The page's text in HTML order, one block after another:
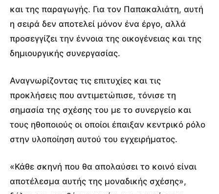
και της παραγωγής. Για τον Παπακαλιάτη, αυτή
η σειρά δεν αποτελεί μόνον ένα έργο, αλλά
προσεγγίζει την έννοια της οικογένειας και της
δημιουργικής συνεργασίας.
Αναγνωρίζοντας τις επιτυχίες και τις
προκλήσεις που αντιμετώπισε, τόνισε τη
σημασία της σχέσης του με το συνεργείο και
τους ηθοποιούς οι οποίοι έπαιξαν κεντρικό ρόλο
στην υλοποίηση αυτού του εγχειρήματος.
«Κάθε σκηνή που θα απολαύσει το κοινό είναι
αποτέλεσμα αυτής της μοναδικής σχέσης»,